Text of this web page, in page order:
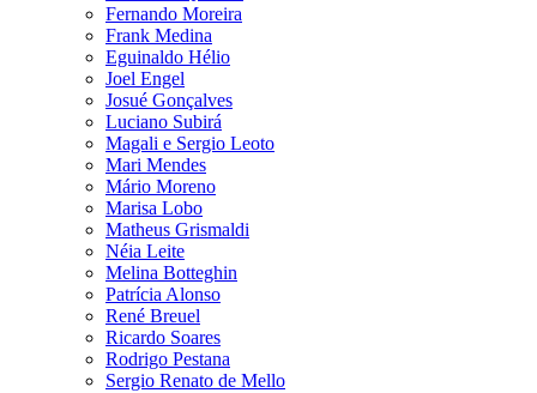
Fernando Moreira
Frank Medina
Eguinaldo Hélio
Joel Engel
Josué Gonçalves
Luciano Subirá
Magali e Sergio Leoto
Mari Mendes
Mário Moreno
Marisa Lobo
Matheus Grismaldi
Néia Leite
Melina Botteghin
Patrícia Alonso
René Breuel
Ricardo Soares
Rodrigo Pestana
Sergio Renato de Mello